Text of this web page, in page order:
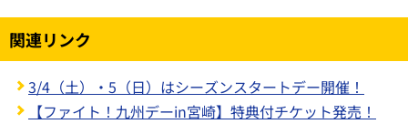
関連リンク
3/4（土）・5（日）はシーズンスタートデー開催！
【ファイト！九州デーin宮崎】特典付チケット発売！